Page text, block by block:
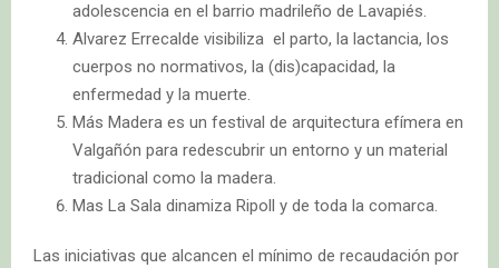
adolescencia en el barrio madrileño de Lavapiés.
Alvarez Errecalde visibiliza el parto, la lactancia, los
cuerpos no normativos, la (dis)capacidad, la
enfermedad y la muerte.
Más Madera es un festival de arquitectura efímera en
Valgañón para redescubrir un entorno y un material
tradicional como la madera.
Mas La Sala dinamiza Ripoll y de toda la comarca.
Las iniciativas que alcancen el mínimo de recaudación por